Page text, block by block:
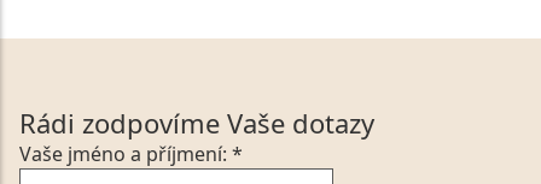
Rádi zodpovíme Vaše dotazy
Vaše jméno a příjmení: *